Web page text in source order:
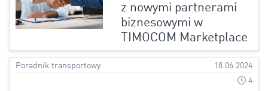
z nowymi partnerami
biznesowymi w
TIMOCOM Marketplace
Poradnik transportowy
18.06.2024
4